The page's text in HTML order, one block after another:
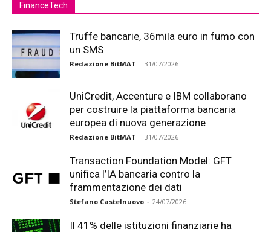
FinanceTech
Truffe bancarie, 36mila euro in fumo con
un SMS
Redazione BitMAT - 31/07/2026
UniCredit, Accenture e IBM collaborano
per costruire la piattaforma bancaria
europea di nuova generazione
Redazione BitMAT - 31/07/2026
Transaction Foundation Model: GFT
unifica l’IA bancaria contro la
frammentazione dei dati
Stefano Castelnuovo - 24/07/2026
Il 41% delle istituzioni finanziarie ha